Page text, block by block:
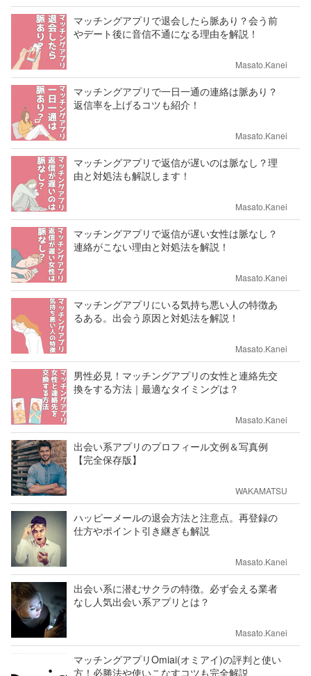
マッチングアプリで退会したら脈あり？会う前
やデート後に音信不通になる理由を解説！
Masato.Kanei
マッチングアプリで一日一通の連絡は脈あり？
返信率を上げるコツも紹介！
Masato.Kanei
マッチングアプリで返信が遅いのは脈なし？理
由と対処法も解説します！
Masato.Kanei
マッチングアプリで返信が遅い女性は脈なし？
連絡がこない理由と対処法を解説！
Masato.Kanei
マッチングアプリにいる気持ち悪い人の特徴あ
るある。出会う原因と対処法を解説！
Masato.Kanei
男性必見！マッチングアプリの女性と連絡先交
換をする方法｜最適なタイミングは？
Masato.Kanei
出会い系アプリのプロフィール文例＆写真例
【完全保存版】
WAKAMATSU
ハッピーメールの退会方法と注意点。再登録の
仕方やポイント引き継ぎも解説
Masato.Kanei
出会い系に潜むサクラの特徴。必ず会える業者
なし人気出会い系アプリとは？
Masato.Kanei
マッチングアプリOmiai(オミアイ)の評判と使い
方！必勝法や使いこなすコツも完全解説